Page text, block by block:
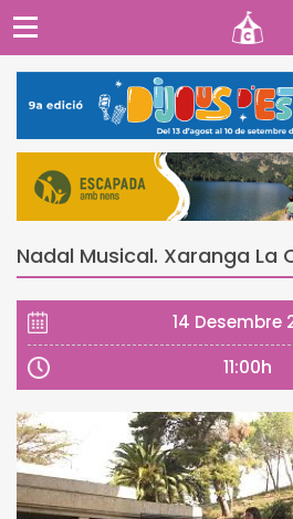
Nadal Musical. Xaranga La
14 Desembre
11:00h